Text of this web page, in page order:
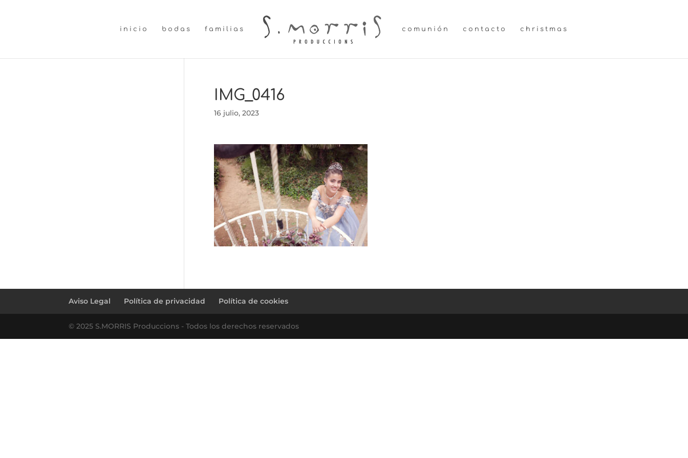
inicio bodas familias comunión contacto christmas
IMG_0416
16 julio, 2023
Aviso Legal Política de privacidad Política de cookies
© 2025 S.MORRIS Produccions - Todos los derechos reservados